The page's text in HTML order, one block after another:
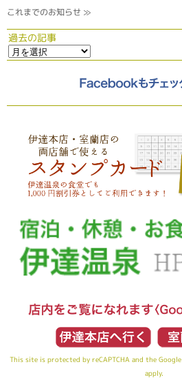
これまでのお知らせ ≫
過去の記事
This site is protected by reCAPTCHA and the Google
apply.